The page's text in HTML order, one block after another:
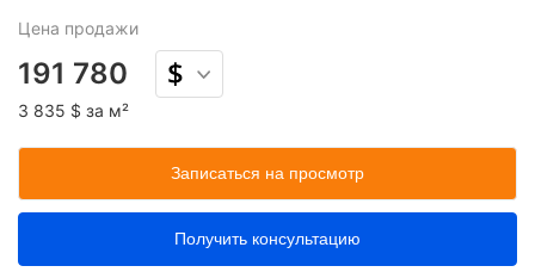
Цена продажи
191 780
3 835 $ за м²
Записаться на просмотр
Получить консультацию